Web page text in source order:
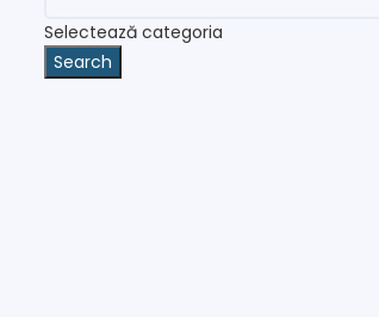
Selectează categoria
Search